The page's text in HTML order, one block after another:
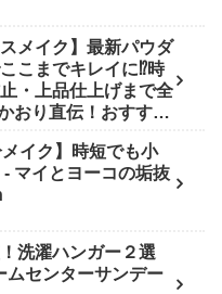
スメイク】最新パウダ
こまでキレイに⁉️時
・上品仕上げまで全
おり直伝！おすすめ
💡 - 長井かおり | おし
メイク】時短でも小
マイとヨーコの垢抜
洗濯ハンガー２選
センターサンデー